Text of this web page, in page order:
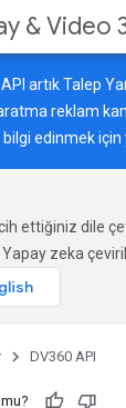
& Video
artık Talep
reklam
bilgi edinmek için
ettiğiniz dile
zeka
DV360 API